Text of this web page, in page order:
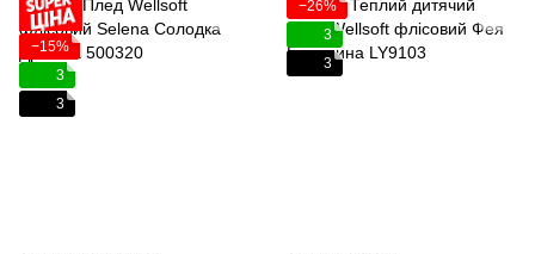
−15%
3
3
−26%
3
3